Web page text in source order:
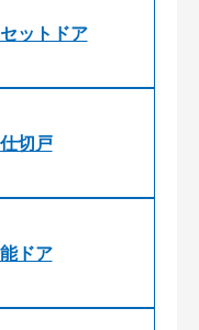
ットドア
切戸
ドア